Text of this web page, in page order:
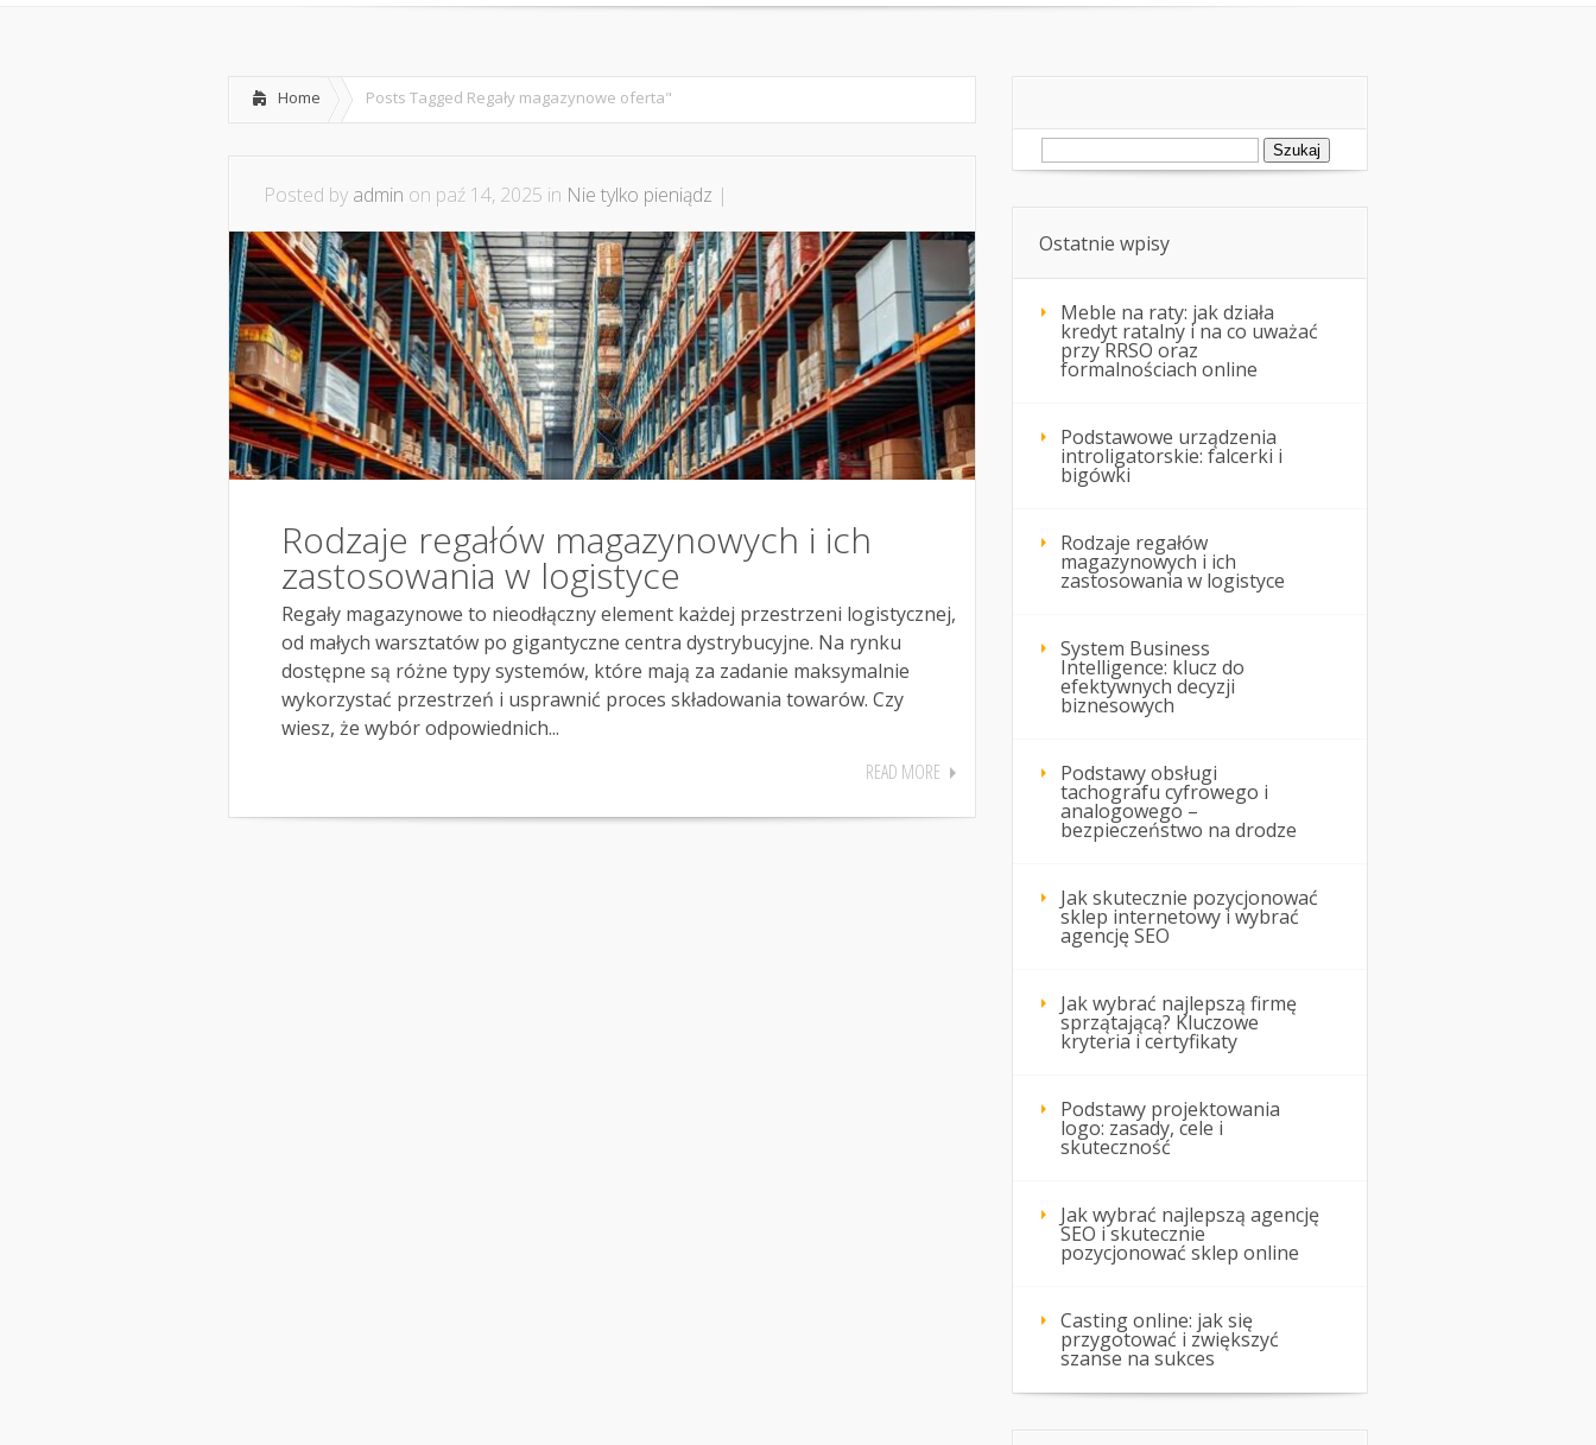
Home Posts Tagged Regały magazynowe oferta"
Posted by admin on paź 14, 2025 in Nie tylko pieniądz |
Rodzaje regałów magazynowych i ich
zastosowania w logistyce
Regały magazynowe to nieodłączny element każdej przestrzeni logistycznej,
od małych warsztatów po gigantyczne centra dystrybucyjne. Na rynku
dostępne są różne typy systemów, które mają za zadanie maksymalnie
wykorzystać przestrzeń i usprawnić proces składowania towarów. Czy
wiesz, że wybór odpowiednich...
READ MORE
Szukaj:
Ostatnie wpisy
Meble na raty: jak działa
kredyt ratalny i na co uważać
przy RRSO oraz
formalnościach online
Podstawowe urządzenia
introligatorskie: falcerki i
bigówki
Rodzaje regałów
magazynowych i ich
zastosowania w logistyce
System Business
Intelligence: klucz do
efektywnych decyzji
biznesowych
Podstawy obsługi
tachografu cyfrowego i
analogowego –
bezpieczeństwo na drodze
Jak skutecznie pozycjonować
sklep internetowy i wybrać
agencję SEO
Jak wybrać najlepszą firmę
sprzątającą? Kluczowe
kryteria i certyfikaty
Podstawy projektowania
logo: zasady, cele i
skuteczność
Jak wybrać najlepszą agencję
SEO i skutecznie
pozycjonować sklep online
Casting online: jak się
przygotować i zwiększyć
szanse na sukces